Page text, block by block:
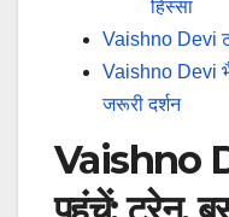
हिस्सा
Vaishno Devi
Vaishno Devi
जरूरी दर्शन
Vaishno